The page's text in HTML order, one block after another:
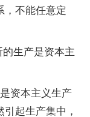
不能任意定
生产是资本主
资本主义生产
起生产集中，